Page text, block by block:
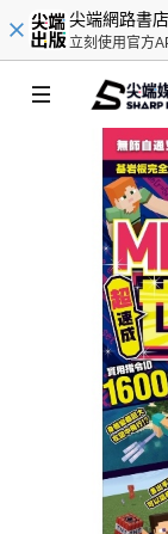
尖端網路書店
立刻使用官方